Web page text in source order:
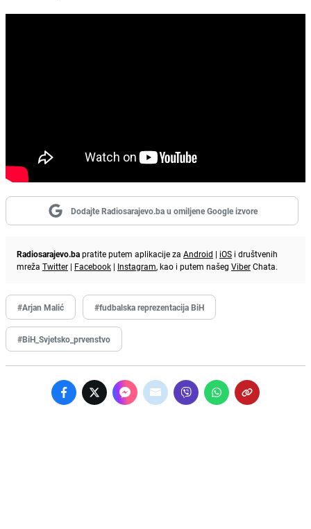
Dodajte Radiosarajevo.ba u omiljene Google izvore
Radiosarajevo.bapratite putem aplikacije za Android | iOS i društvenih
mreža Twitter | Facebook | Instagram, kao i putem našeg ViberChata.
#Arjan Malić #fudbalska reprezentacija BiH
#BiH_Svjetsko_prvenstvo